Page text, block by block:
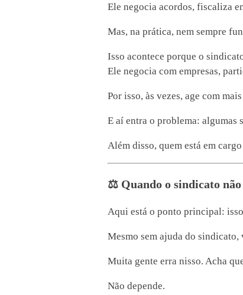
Ele negocia acordos, fiscaliza
Mas, na prática, nem sempre
Isso acontece porque o
Ele negocia com empresas,
Por isso, às vezes, age com
E aí entra o problema:
Além disso, quem está em
⚖️ Quando o sindicato
Aqui está o ponto principal:
Mesmo sem ajuda do
Muita gente erra nisso. Acha
Não depende.